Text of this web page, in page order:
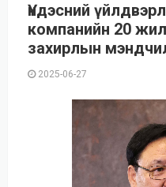
Үндэсний
компанийн 20
захирлын
2025-06-27